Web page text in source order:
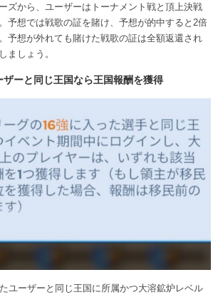
ズから、ユーザーはトーナメント戦と頂上決戦
予想では戦歌の証を賭け、予想が的中すると2倍
予想が外れても賭けた戦歌の証は全額返還され
ましょう。
ーと同じ王国なら王国報酬を獲得
ユーザーと同じ王国に所属かつ大溶鉱炉レベル